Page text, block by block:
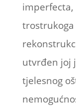
imperfecta,
utvrđen joj
tjelesnog